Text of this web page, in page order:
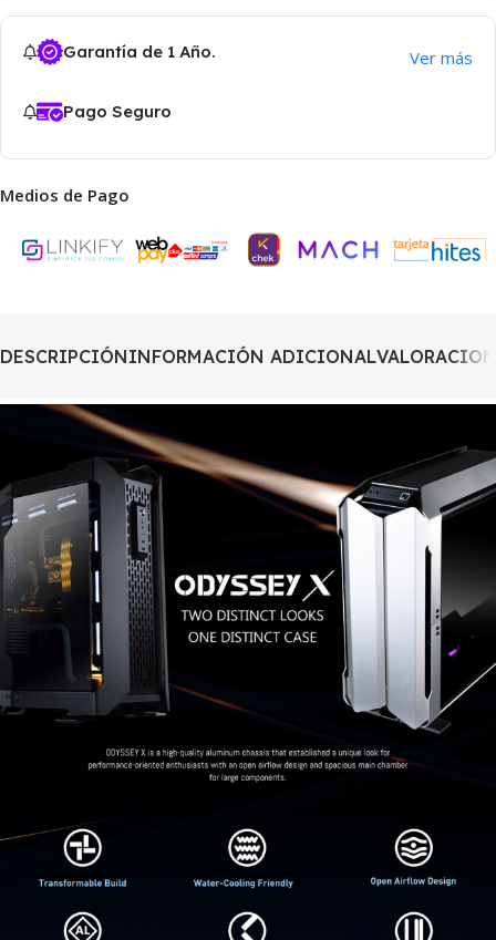
Garantía de 1 Año. Ver más
Pago Seguro
Medios de Pago
DESCRIPCIÓNINFORMACIÓN ADICIONAL